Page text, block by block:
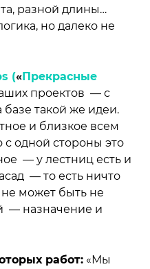
разной длины…
но далеко не
(«Прекрасные
проектов — с
такой же идеи.
и близкое всем
одной стороны это
— у лестниц есть и
— то есть ничто
не может быть не
— назначение и
работ: «Мы